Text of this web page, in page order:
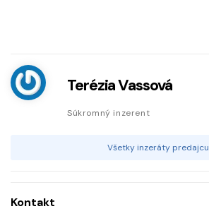
Terézia Vassová
Súkromný inzerent
Všetky inzeráty predajcu
Kontakt